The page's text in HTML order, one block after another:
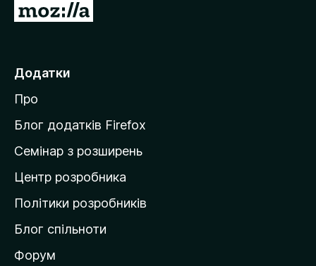
о
о
П
е
й
т
и
а
д
о
і
в
Додатки
Про
Блог додатків Firefox
Семінар з розширень
Центр розробника
Політики розробників
Блог спільноти
Форум